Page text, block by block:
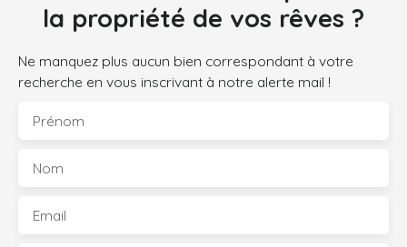
la propriété de vos rêves ?
Ne manquez plus aucun bien correspondant à votre
recherche en vous inscrivant à notre alerte mail !
Prénom
Nom
Email